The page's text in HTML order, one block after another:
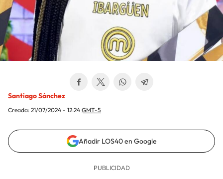
Santiago Sánchez
Creada: 21/07/2024 - 12:24 GMT-5
Añadir LOS40 en Google